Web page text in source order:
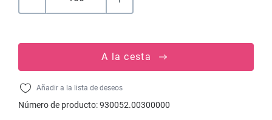
A la cesta
Añadir a la lista de deseos
Número de producto:930052.00300000